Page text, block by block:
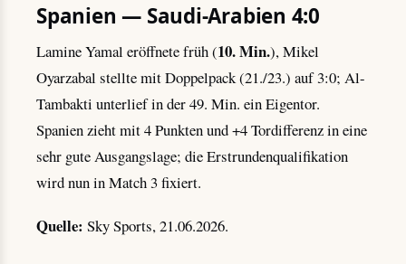
Spanien — Saudi-Arabien 4:0
Lamine Yamal eröffnete früh (10. Min.), Mikel
Oyarzabal stellte mit Doppelpack (21./23.) auf 3:0; Al-
Tambakti unterlief in der 49. Min. ein Eigentor.
Spanien zieht mit 4 Punkten und +4 Tordifferenz in eine
sehr gute Ausgangslage; die Erstrundenqualifikation
wird nun in Match 3 fixiert.
Quelle: Sky Sports, 21.06.2026.